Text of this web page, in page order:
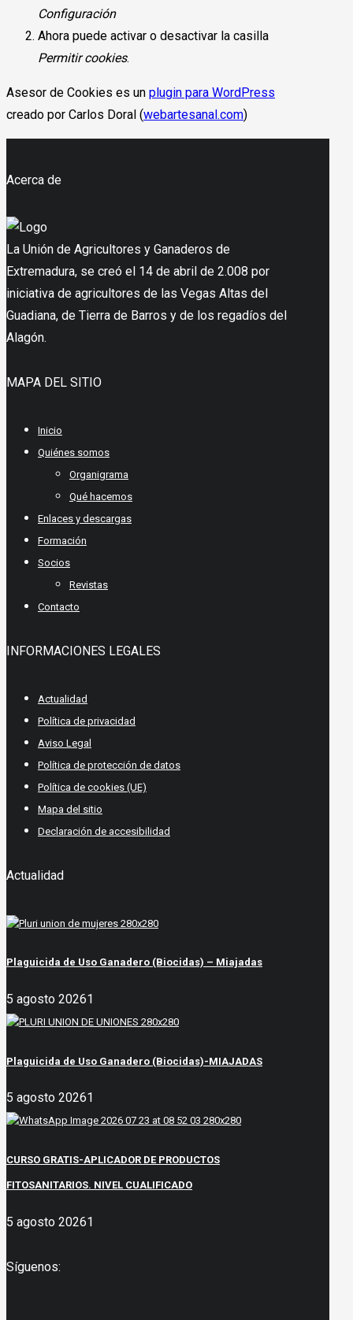
Configuración
Ahora puede activar o desactivar la casilla
Permitir cookies.
Asesor de Cookies es un plugin para WordPress
creado por Carlos Doral (webartesanal.com)
Acerca de
La Unión de Agricultores y Ganaderos de
Extremadura, se creó el 14 de abril de 2.008 por
iniciativa de agricultores de las Vegas Altas del
Guadiana, de Tierra de Barros y de los regadíos del
Alagón.
MAPA DEL SITIO
Inicio
Quiénes somos
Organigrama
Qué hacemos
Enlaces y descargas
Formación
Socios
Revistas
Contacto
INFORMACIONES LEGALES
Actualidad
Política de privacidad
Aviso Legal
Política de protección de datos
Política de cookies (UE)
Mapa del sitio
Declaración de accesibilidad
Actualidad
Plaguicida de Uso Ganadero (Biocidas) – Miajadas
5 agosto 20261
Plaguicida de Uso Ganadero (Biocidas)-MIAJADAS
5 agosto 20261
CURSO GRATIS-APLICADOR DE PRODUCTOS
FITOSANITARIOS. NIVEL CUALIFICADO
5 agosto 20261
Síguenos: